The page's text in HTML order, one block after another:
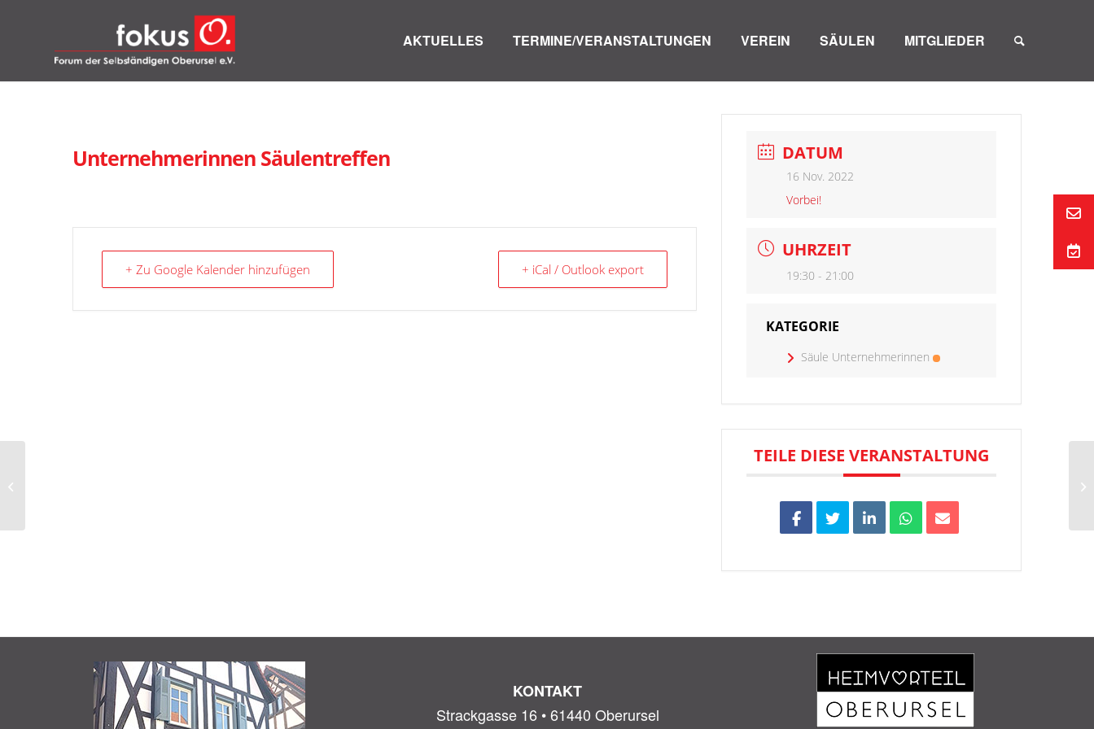
AKTUELLES TERMINE/VERANSTALTUNGEN VEREIN SÄULEN MITGLIEDER
Unternehmerinnen Säulentreffen
+ Zu Google Kalender hinzufügen + iCal / Outlook export
DATUM
16 Nov. 2022
Vorbei!
UHRZEIT
19:30 - 21:00
KATEGORIE
Säule Unternehmerinnen
TEILE DIESE VERANSTALTUNG
KONTAKT
Strackgasse 16 • 61440 Oberursel